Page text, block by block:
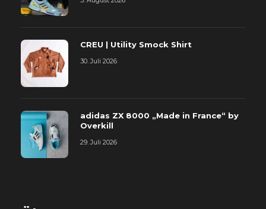
CREU | Utility Smock Shirt
30. Juli 2026
adidas ZX 8000 „Made in France“ by
Overkill
29. Juli 2026